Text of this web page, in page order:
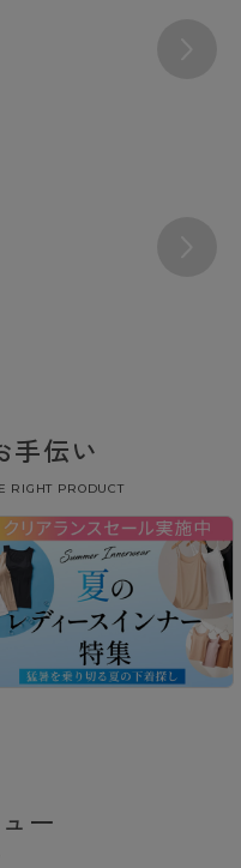
手伝い
RIGHT PRODUCT
ー